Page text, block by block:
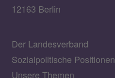
12163 Berlin
Der Landesverband
Sozialpolitische Positionen
Unsere Themen